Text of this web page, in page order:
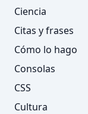
Ciencia
Citas y frases
Cómo lo hago
Consolas
CSS
Cultura